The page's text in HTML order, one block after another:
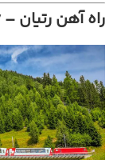
راه آهن رتیان – Rhaetian Railway